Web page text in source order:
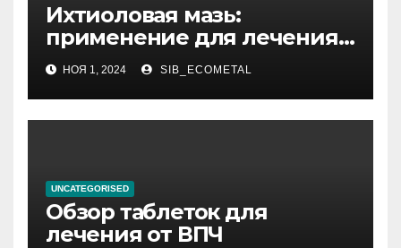
Ихтиоловая мазь:
применение для лечения
фурункулов
НОЯ 1, 2024 SIB_ECOMETAL
UNCATEGORISED
Обзор таблеток для
лечения от ВПЧ